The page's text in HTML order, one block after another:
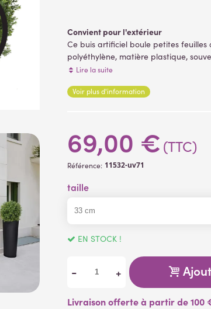
Convient pour l'extérieur
Ce buis artificiel boule petites
polyéthylène, matière plastique,
support plastique Effet non taillé (
Lire la suite
Voir plus d'information
69,00 € (TTC)
Référence: 11532-uv71
taille
EN STOCK !
- +
Livraison offerte à partir de 100